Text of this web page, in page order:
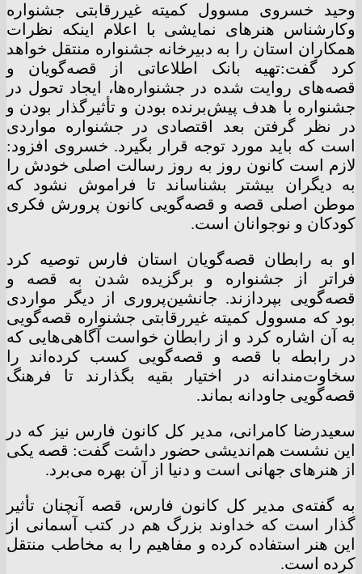
وحید خسروی مسوول کمیته غیررقابتی جشنواره
وکارشناس هنرهای نمایشی با اعلام اینکه نظرات
همکاران استان را به دبیرخانه جشنواره منتقل خواهد
کرد گفت:تهیه بانک اطلاعاتی از قصه‌گویان و
قصه‌های روایت شده در جشنواره‌ها، ایجاد تحول در
جشنواره با هدف پیش‌برنده بودن و تأثیرگذار بودن و
در نظر گرفتن بعد اقتصادی در جشنواره مواردی
است که باید مورد توجه قرار بگیرد. خسروی افزود:
لازم است کانون روز به روز رسالت اصلی خودش را
به دیگران بیشتر بشناساند تا فراموش نشود که
موطن اصلی قصه و قصه‌گویی کانون پرورش فکری
کودکان و نوجوانان است.
او به رابطان قصه‌گویان استان فارس توصیه کرد
فراتر از جشنواره و برگزیده شدن به قصه‌ و
قصه‌گویی بپردازند. جانشین‌پروری از دیگر مواردی
بود که مسوول کمیته غیررقابتی جشنواره قصه‌گویی
به آن اشاره کرد و از رابطان خواست آگاهی‌هایی که
در رابطه با قصه و قصه‌گویی کسب کرده‌اند را
سخاوت‌مندانه در اختیار بقیه بگذارند تا فرهنگ
قصه‌گویی جاودانه بماند.
سعیدرضا کامرانی، مدیر کل کانون فارس نیز که در
این نشست هم‌اندیشی حضور داشت گفت: قصه یکی
از هنرهای جهانی است و دنیا از آن بهره می‌برد.
به گفته‌ی مدیر کل کانون فارس، قصه آنچنان تأثیر
‌گذار است که خداوند بزرگ هم در کتب آسمانی از
این هنر استفاده کرده و مفاهیم را به مخاطب منتقل
کرده است.